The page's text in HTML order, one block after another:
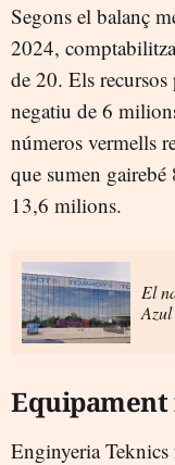
Segons el balanç
2024,
de 20. Els
negatiu de 6
números vermells
que sumen
13,6 milions.
El
Enginyeria Teknics